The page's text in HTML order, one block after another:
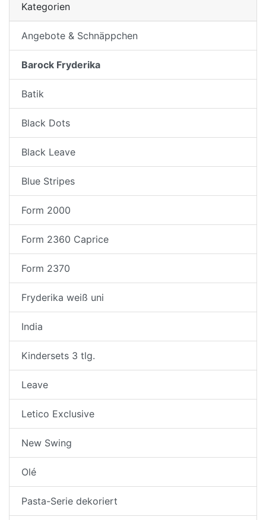
Kategorien
Angebote & Schnäppchen
Barock Fryderika
Batik
Black Dots
Black Leave
Blue Stripes
Form 2000
Form 2360 Caprice
Form 2370
Fryderika weiß uni
India
Kindersets 3 tlg.
Leave
Letico Exclusive
New Swing
Olé
Pasta-Serie dekoriert